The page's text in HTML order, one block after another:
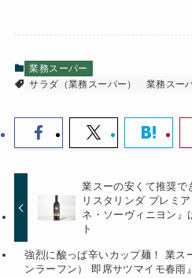
業務スーパー
サラダ（業務スーパー）
業務スー
業スーの安くて推奨で
リスタリンダ プレミ
ネ・ソーヴィニヨン』
ト
強烈に酸っぱ辛いカップ麺！ 業ス
ンラーフン） 即席サツマイモ春雨